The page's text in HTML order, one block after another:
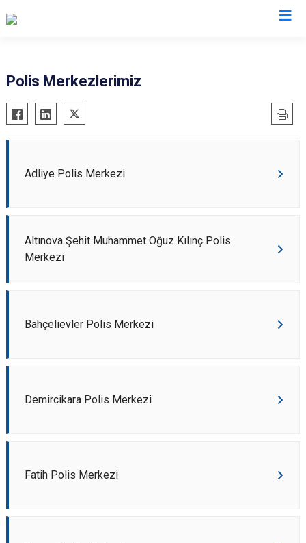
Polis Merkezlerimiz
Adliye Polis Merkezi
Altınova Şehit Muhammet Oğuz Kılınç Polis
Merkezi
Bahçelievler Polis Merkezi
Demircikara Polis Merkezi
Fatih Polis Merkezi